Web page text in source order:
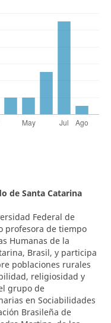
de Santa Catarina
Federal de
profesora de tiempo
Humanas de la
Brasil, y participa
poblaciones rurales
religiosidad y
grupo de
en Sociabilidades
Brasileña de